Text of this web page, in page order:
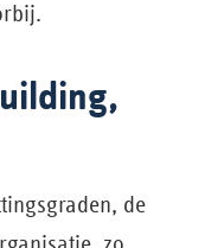
de